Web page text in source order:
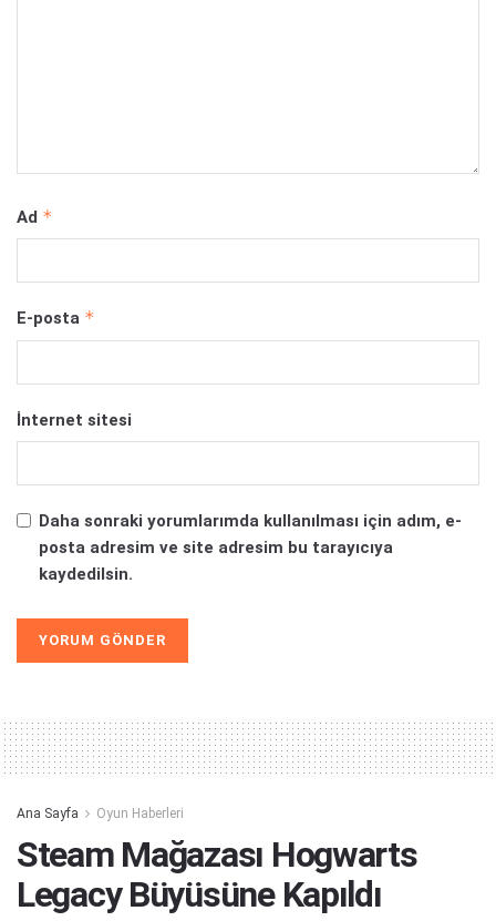
Ad *
E-posta *
İnternet sitesi
Daha sonraki yorumlarımda kullanılması için adım, e-
posta adresim ve site adresim bu tarayıcıya
kaydedilsin.
Ana Sayfa Oyun Haberleri
Steam Mağazası Hogwarts
Legacy Büyüsüne Kapıldı